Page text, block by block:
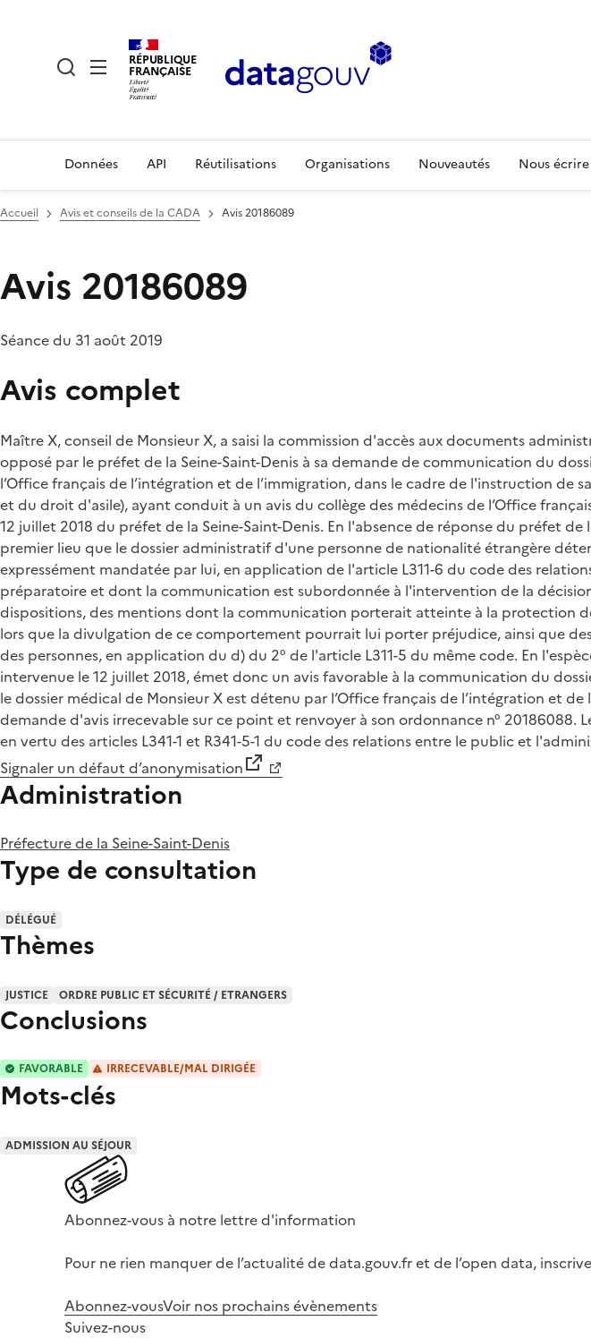
RÉPUBLIQUE
FRANÇAISE
Données API Réutilisations Organisations Nouveautés Nous écrire
Accueil Avis et conseils de la CADA Avis 20186089
Avis 20186089
Séance du 31 août 2019
Avis complet
Maître X, conseil de Monsieur X, a saisi la commission d'accès aux documents
opposé par le préfet de la Seine-Saint-Denis à sa demande de communication du
l’Office français de l’intégration et de l’immigration, dans le cadre de l'instruction de
et du droit d'asile), ayant conduit à un avis du collège des médecins de l’Office
12 juillet 2018 du préfet de la Seine-Saint-Denis. En l'absence de réponse du préfet
premier lieu que le dossier administratif d'une personne de nationalité étrangère
expressément mandatée par lui, en application de l'article L311-6 du code des
préparatoire et dont la communication est subordonnée à l'intervention de la
dispositions, des mentions dont la communication porterait atteinte à la protection
lors que la divulgation de ce comportement pourrait lui porter préjudice, ainsi que
des personnes, en application du d) du 2° de l'article L311-5 du même code. En
intervenue le 12 juillet 2018, émet donc un avis favorable à la communication du
le dossier médical de Monsieur X est détenu par l’Office français de l’intégration et
demande d'avis irrecevable sur ce point et renvoyer à son ordonnance n°
en vertu des articles L341-1 et R341-5-1 du code des relations entre le public et
Signaler un défaut d’anonymisation
Administration
Préfecture de la Seine-Saint-Denis
Type de consultation
DÉLÉGUÉ
Thèmes
JUSTICE ORDRE PUBLIC ET SÉCURITÉ / ETRANGERS
Conclusions
FAVORABLE IRRECEVABLE/MAL DIRIGÉE
Mots-clés
ADMISSION AU SÉJOUR
Abonnez-vous à notre lettre d'information
Pour ne rien manquer de l’actualité de data.gouv.fr et de l’open data,
Abonnez-vousVoir nos prochains évènements
Suivez-nous